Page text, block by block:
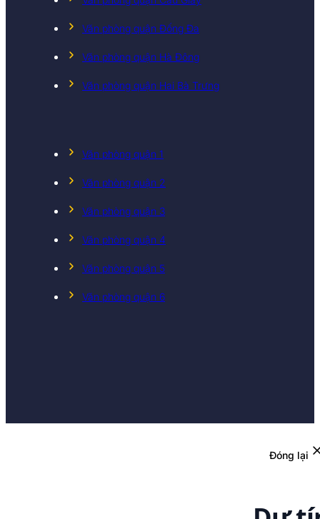
Văn phòng quận Đống Đa
Văn phòng quận Hà Đông
Văn phòng quận Hai Bà Trưng
Văn phòng quận 1
Văn phòng quận 2
Văn phòng quận 3
Văn phòng quận 4
Văn phòng quận 5
Văn phòng quận 6
Đóng lại